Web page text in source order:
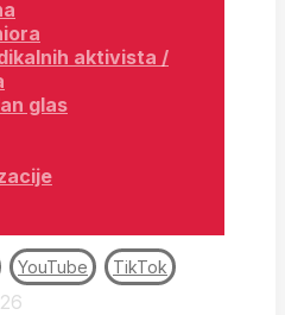
aktivista /
glas
YouTube TikTok